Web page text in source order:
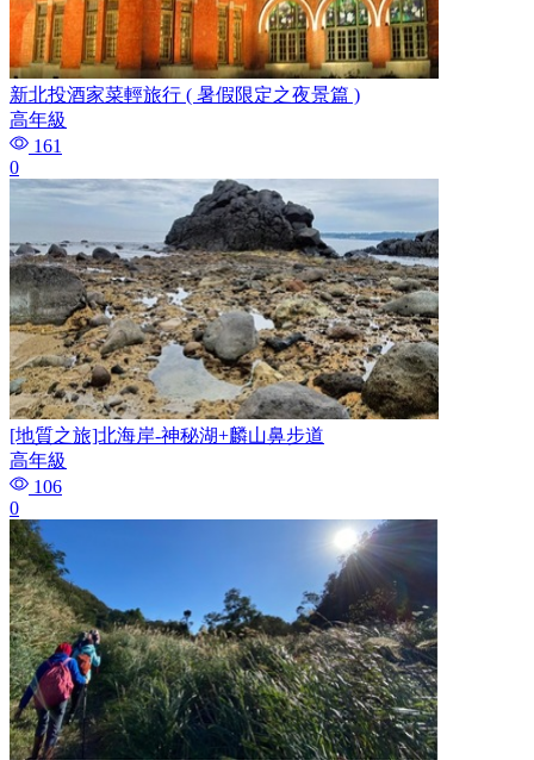
新北投酒家菜輕旅行 ( 暑假限定之夜景篇 )
高年級
161
0
[地質之旅]北海岸-神秘湖+麟山鼻步道
高年級
106
0